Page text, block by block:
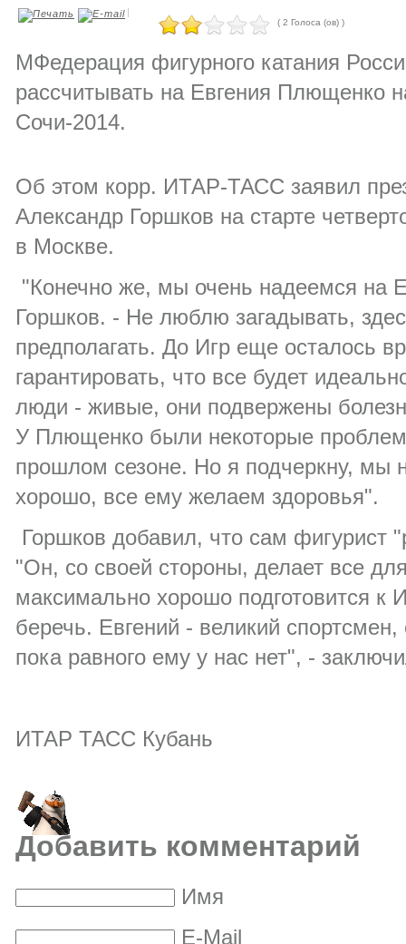
|
( 2 Голоса (ов) )
МФедерация фигурного катания
рассчитывать на Евгения Плющенко
Сочи-2014.
Об этом корр. ИТАР-ТАСС заявил
Александр Горшков на старте
в Москве.
"Конечно же, мы очень надеемся на
Горшков. - Не люблю загадывать,
предполагать. До Игр еще осталось
гарантировать, что все будет
люди - живые, они подвержены
У Плющенко были некоторые
прошлом сезоне. Но я подчеркну, мы
хорошо, все ему желаем здоровья".
Горшков добавил, что сам фигурист
"Он, со своей стороны, делает все
максимально хорошо подготовится к
беречь. Евгений - великий
пока равного ему у нас нет", -
ИТАР ТАСС Кубань
Добавить комментарий
Имя
E-Mail